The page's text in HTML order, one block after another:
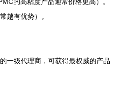
越有优势）。
一级代理商，可获得最权威的产品